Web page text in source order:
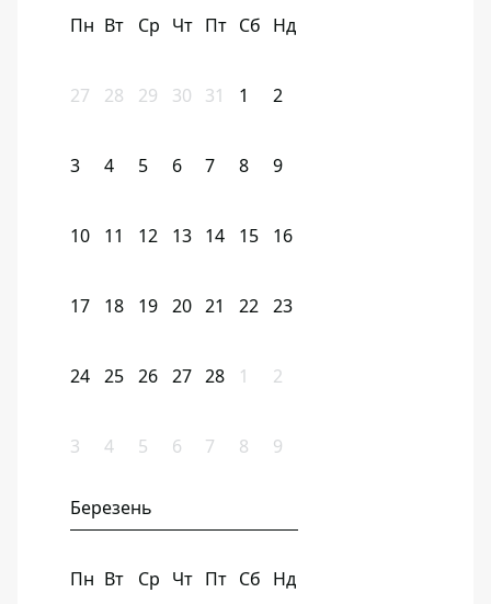
Пн Вт Ср Чт Пт Сб Нд
27 28 29 30 31 1 2
3 4 5 6 7 8 9
10 11 12 13 14 15 16
17 18 19 20 21 22 23
24 25 26 27 28 1 2
3 4 5 6 7 8 9
Березень
Пн Вт Ср Чт Пт Сб Нд